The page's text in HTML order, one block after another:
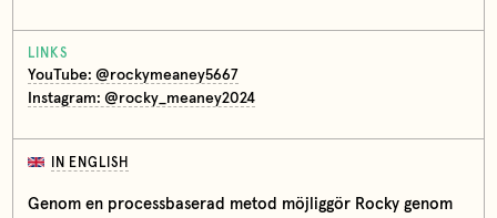
LINKS
YouTube: @rockymeaney5667
Instagram: @rocky_meaney2024
IN ENGLISH
Genom en processbaserad metod möjliggör Rocky genom